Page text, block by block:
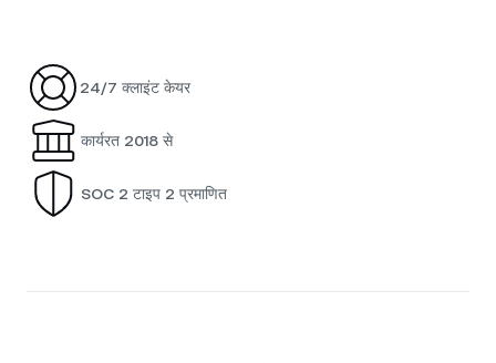
24/7 क्लाइंट केयर
कार्यरत 2018 से
SOC 2 टाइप 2 प्रमाणित